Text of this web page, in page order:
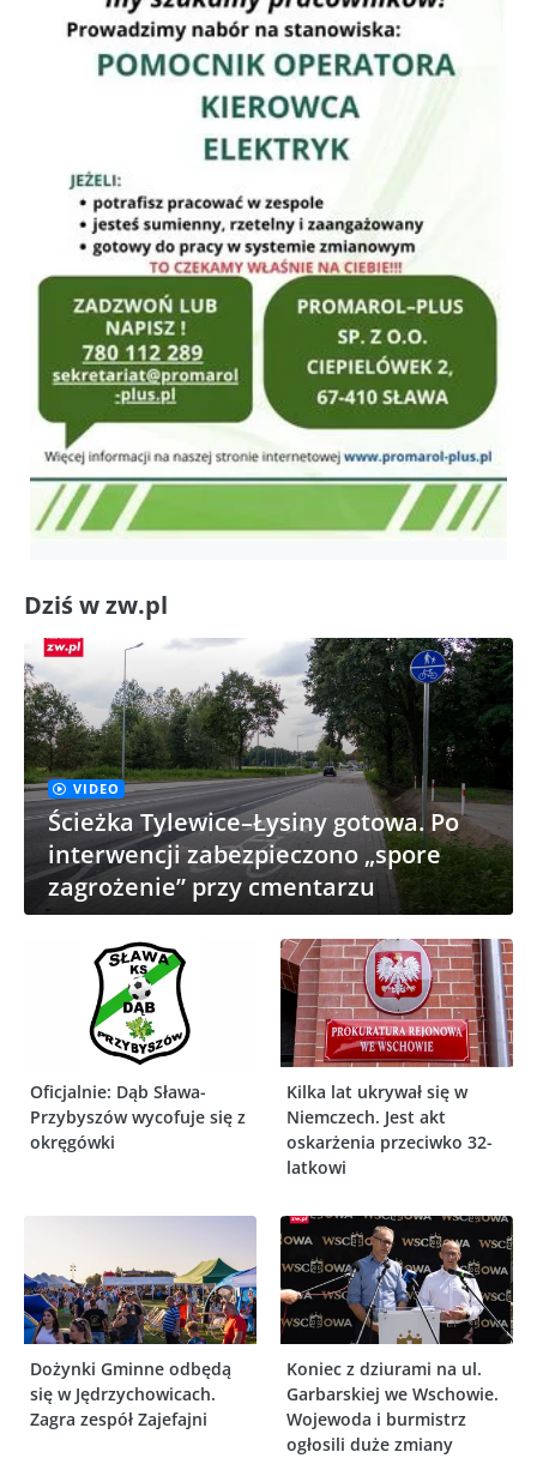
Dziś w zw.pl
VIDEO
Ścieżka Tylewice–Łysiny gotowa. Po
interwencji zabezpieczono „spore
zagrożenie” przy cmentarzu
Oficjalnie: Dąb Sława-
Przybyszów wycofuje się z
okręgówki
Kilka lat ukrywał się w
Niemczech. Jest akt
oskarżenia przeciwko 32-
latkowi
Dożynki Gminne odbędą
się w Jędrzychowicach.
Zagra zespół Zajefajni
Koniec z dziurami na ul.
Garbarskiej we Wschowie.
Wojewoda i burmistrz
ogłosili duże zmiany